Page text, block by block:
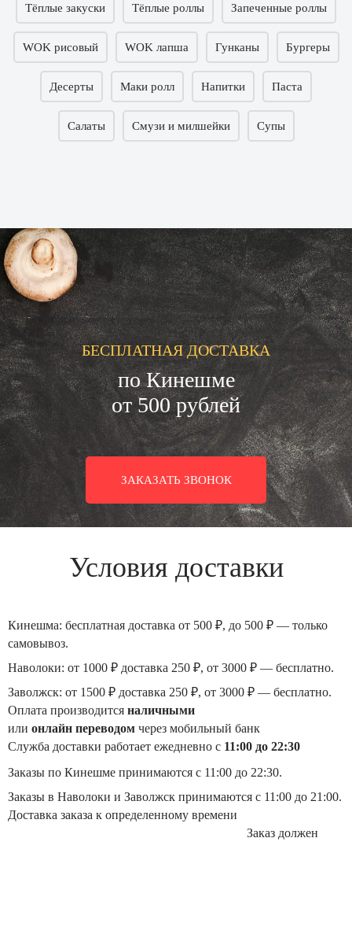
Тёплые закуски Тёплые роллы Запеченные роллы
WOK рисовый WOK лапша Гунканы Бургеры
Десерты Маки ролл Напитки Паста
Салаты Смузи и милшейки Супы
БЕСПЛАТНАЯ ДОСТАВКА
по Кинешме
от 500 рублей
ЗАКАЗАТЬ ЗВОНОК
Условия доставки
Кинешма: бесплатная доставка от 500 ₽, до 500 ₽ — только
самовывоз.
Наволоки: от 1000 ₽ доставка 250 ₽, от 3000 ₽ — бесплатно.
Заволжск: от 1500 ₽ доставка 250 ₽, от 3000 ₽ — бесплатно.
Оплата производится наличными
или онлайн переводом через мобильный банк
Служба доставки работает ежедневно с 11:00 до 22:30
Заказы по Кинешме принимаются с 11:00 до 22:30.
Заказы в Наволоки и Заволжск принимаются с 11:00 до 21:00.
Доставка заказа к определенному времени
Заказ должен